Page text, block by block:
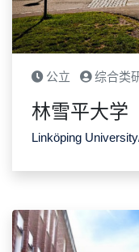
公立 综合类
林雪平大学
Linköping